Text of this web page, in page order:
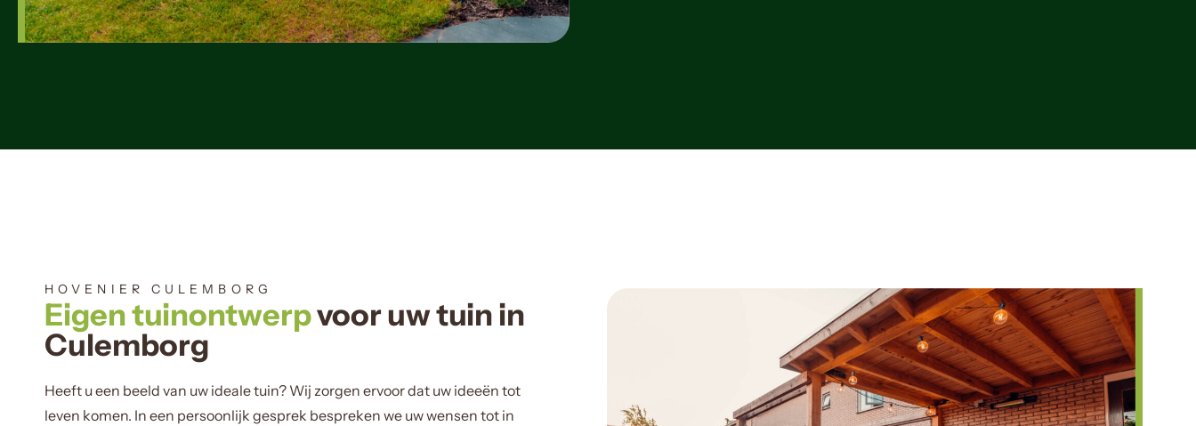
HOVENIER CULEMBORG
Eigen tuinontwerpvoor uw tuin in
Culemborg
Heeft u een beeld van uw ideale tuin? Wij zorgen ervoor dat uw ideeën tot
leven komen. In een persoonlijk gesprek bespreken we uw wensen tot in